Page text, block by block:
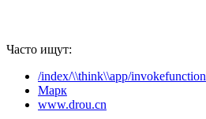
Часто ищут:
/index/\\think\\app/invokefunction
Марк
www.drou.cn